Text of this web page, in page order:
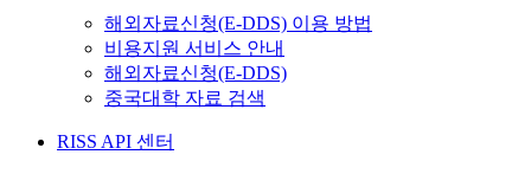
해외자료신청(E-DDS) 이용 방법
비용지원 서비스 안내
해외자료신청(E-DDS)
중국대학 자료 검색
RISS API 센터